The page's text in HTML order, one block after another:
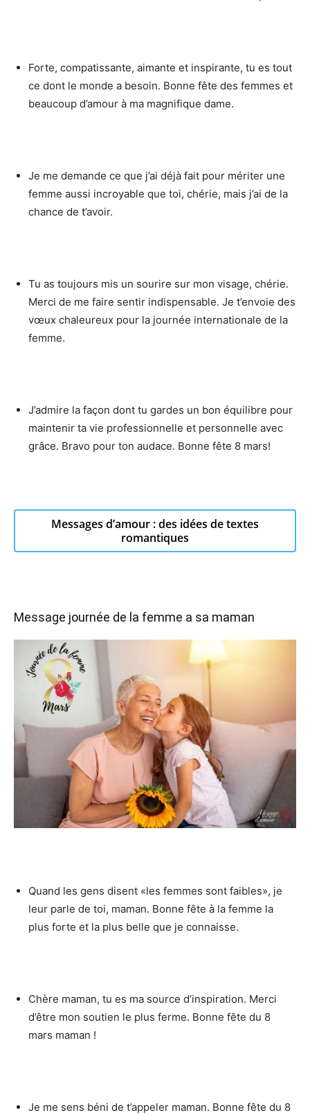
Forte, compatissante, aimante et inspirante, tu es tout
ce dont le monde a besoin. Bonne fête des femmes et
beaucoup d’amour à ma magnifique dame.
Je me demande ce que j’ai déjà fait pour mériter une
femme aussi incroyable que toi, chérie, mais j’ai de la
chance de t’avoir.
Tu as toujours mis un sourire sur mon visage, chérie.
Merci de me faire sentir indispensable. Je t’envoie des
vœux chaleureux pour la journée internationale de la
femme.
J’admire la façon dont tu gardes un bon équilibre pour
maintenir ta vie professionnelle et personnelle avec
grâce. Bravo pour ton audace. Bonne fête 8 mars!
Messages d’amour : des idées de textes
romantiques
Message journée de la femme a sa maman
Quand les gens disent «les femmes sont faibles», je
leur parle de toi, maman. Bonne fête à la femme la
plus forte et la plus belle que je connaisse.
Chère maman, tu es ma source d’inspiration. Merci
d’être mon soutien le plus ferme. Bonne fête du 8
mars maman !
Je me sens béni de t’appeler maman. Bonne fête du 8